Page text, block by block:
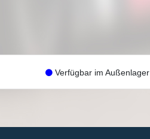
Verfügbar im Außenlager